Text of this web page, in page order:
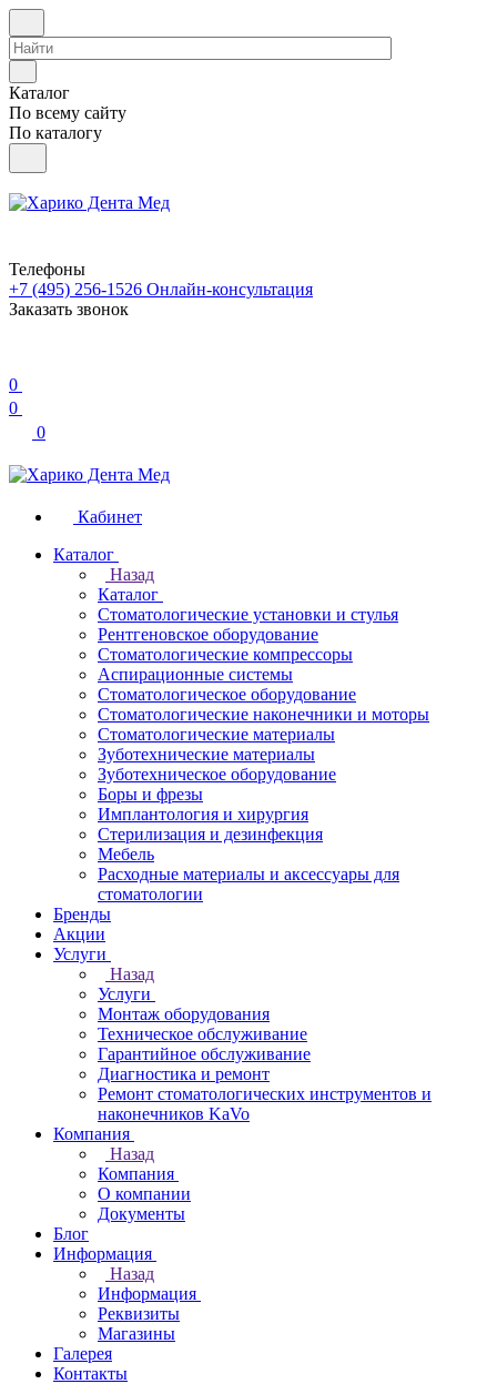
Каталог
По всему сайту
По каталогу
Телефоны
+7 (495) 256-1526 Онлайн-консультация
Заказать звонок
0
0
0
Кабинет
Каталог
Назад
Каталог
Стоматологические установки и стулья
Рентгеновское оборудование
Стоматологические компрессоры
Аспирационные системы
Стоматологическое оборудование
Стоматологические наконечники и моторы
Стоматологические материалы
Зуботехнические материалы
Зуботехническое оборудование
Боры и фрезы
Имплантология и хирургия
Стерилизация и дезинфекция
Мебель
Расходные материалы и аксессуары для
стоматологии
Бренды
Акции
Услуги
Назад
Услуги
Монтаж оборудования
Техническое обслуживание
Гарантийное обслуживание
Диагностика и ремонт
Ремонт стоматологических инструментов и
наконечников KaVo
Компания
Назад
Компания
О компании
Документы
Блог
Информация
Назад
Информация
Реквизиты
Магазины
Галерея
Контакты